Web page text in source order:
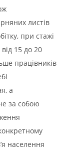
листів
при стажі
від 15 до 20
працівників
а
за собою
населення